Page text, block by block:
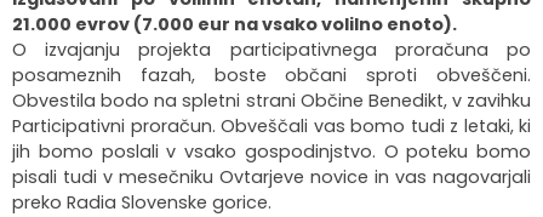
21.000 evrov (7.000 eur na vsako volilno enoto).
O izvajanju projekta participativnega proračuna po
posameznih fazah, boste občani sproti obveščeni.
Obvestila bodo na spletni strani Občine Benedikt, v zavihku
Participativni proračun. Obveščali vas bomo tudi z letaki, ki
jih bomo poslali v vsako gospodinjstvo. O poteku bomo
pisali tudi v mesečniku Ovtarjeve novice in vas nagovarjali
preko Radia Slovenske gorice.